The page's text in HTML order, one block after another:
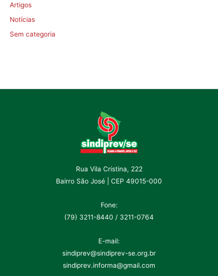
Artigos
Notícias
Sem categoria
Rua Vila Cristina, 222
Bairro São José | CEP 49015-000
Fone:
(79) 3211-8440 / 3211-0764
E-mail:
sindiprev@sindiprev-se.org.br
sindiprev.informa@gmail.com